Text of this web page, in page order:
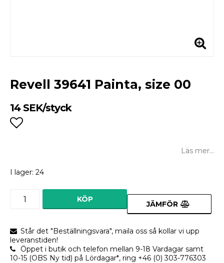
Revell 39641 Painta, size 00
14 SEK/styck
Läs mer...
I lager: 24
KÖP
JÄMFÖR
Står det "Beställningsvara", maila oss så kollar vi upp
leveranstiden!
Öppet i butik och telefon mellan 9-18 Vardagar samt
10-15 (OBS Ny tid) på Lördagar*, ring +46 (0) 303-776303